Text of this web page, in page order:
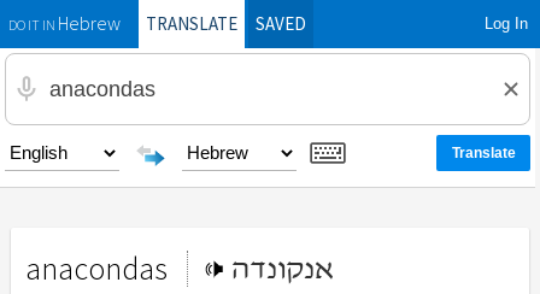
DO IT INHebrewTRANSLATE SAVED Log In
anacondas אנקונדה